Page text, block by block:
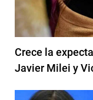
Crece la
Javier Milei y